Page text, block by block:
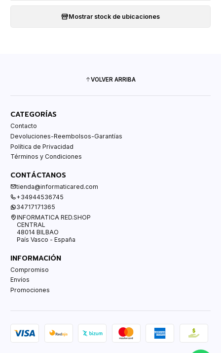
Mostrar stock de ubicaciones
VOLVER ARRIBA
CATEGORÍAS
Contacto
Devoluciones-Reembolsos-Garantías
Política de Privacidad
Términos y Condiciones
CONTÁCTANOS
tienda@informaticared.com
+34944536745
34717171365
INFORMATICA RED.SHOP
CENTRAL
48014 BILBAO
País Vasco - España
INFORMACIÓN
Compromiso
Envíos
Promociones